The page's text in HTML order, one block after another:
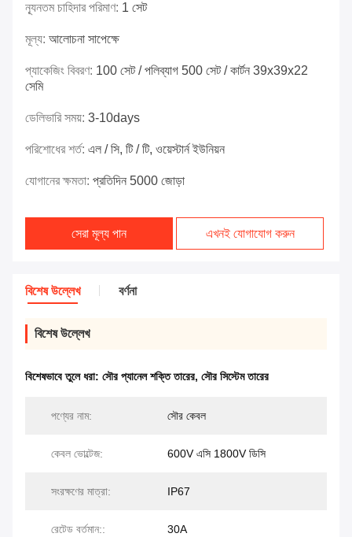
ন্যূনতম চাহিদার পরিমাণ: 1 সেট
মূল্য: আলোচনা সাপেক্ষে
প্যাকেজিং বিবরণ: 100 সেট / পলিব্যাগ 500 সেট / কার্টন 39x39x22
সেমি
ডেলিভারি সময়: 3-10days
পরিশোধের শর্ত: এল / সি, টি / টি, ওয়েস্টার্ন ইউনিয়ন
যোগানের ক্ষমতা: প্রতিদিন 5000 জোড়া
সেরা মূল্য পান এখনই যোগাযোগ করুন
বিশেষ উল্লেখ বর্ণনা
বিশেষ উল্লেখ
বিশেষভাবে তুলে ধরা: সৌর প্যানেল শক্তি তারের, সৌর সিস্টেম তারের
পণ্যের নাম: সৌর কেবল
কেবল ভোল্টেজ: 600V এসি 1800V ডিসি
সংরক্ষণের মাত্রা: IP67
রেটেড বর্তমান:: 30A